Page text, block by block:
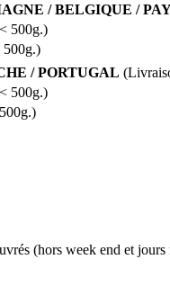
/ BELGIQUE /
500g.)
500g.)
/ PORTUGAL
500g.)
(hors week end et jours